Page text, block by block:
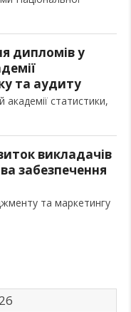
дипломів у
та аудиту
академії статистики,
викладачів
забезпечення
та маркетингу